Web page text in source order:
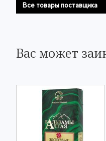
Все товары поставщика
Вас может